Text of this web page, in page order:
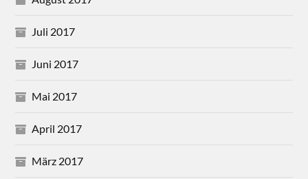
Juli 2017
Juni 2017
Mai 2017
April 2017
März 2017